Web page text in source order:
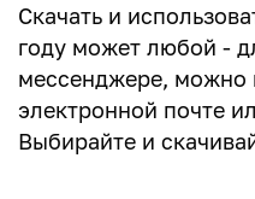
Скачать и
году может любой -
мессенджере, можно
электронной почте
Выбирайте и